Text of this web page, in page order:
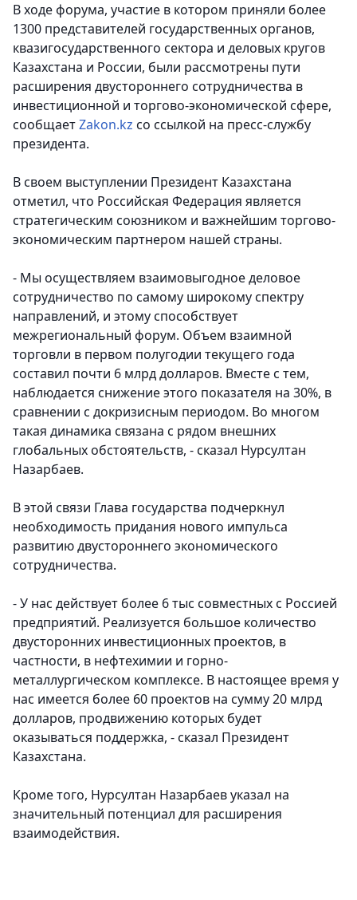
В ходе форума, участие в котором приняли более
1300 представителей государственных органов,
квазигосударственного сектора и деловых кругов
Казахстана и России, были рассмотрены пути
расширения двустороннего сотрудничества в
инвестиционной и торгово-экономической сфере,
сообщаетZakon.kz со ссылкой на пресс-службу
президента.
В своем выступлении Президент Казахстана
отметил, что Российская Федерация является
стратегическим союзником и важнейшим торгово-
экономическим партнером нашей страны.
- Мы осуществляем взаимовыгодное деловое
сотрудничество по самому широкому спектру
направлений, и этому способствует
межрегиональный форум. Объем взаимной
торговли в первом полугодии текущего года
составил почти 6 млрд долларов. Вместе с тем,
наблюдается снижение этого показателя на 30%, в
сравнении с докризисным периодом. Во многом
такая динамика связана с рядом внешних
глобальных обстоятельств, - сказал Нурсултан
Назарбаев.
В этой связи Глава государства подчеркнул
необходимость придания нового импульса
развитию двустороннего экономического
сотрудничества.
- У нас действует более 6 тыс совместных с Россией
предприятий. Реализуется большое количество
двусторонних инвестиционных проектов, в
частности, в нефтехимии и горно-
металлургическом комплексе. В настоящее время у
нас имеется более 60 проектов на сумму 20 млрд
долларов, продвижению которых будет
оказываться поддержка, - сказал Президент
Казахстана.
Кроме того, Нурсултан Назарбаев указал на
значительный потенциал для расширения
взаимодействия.